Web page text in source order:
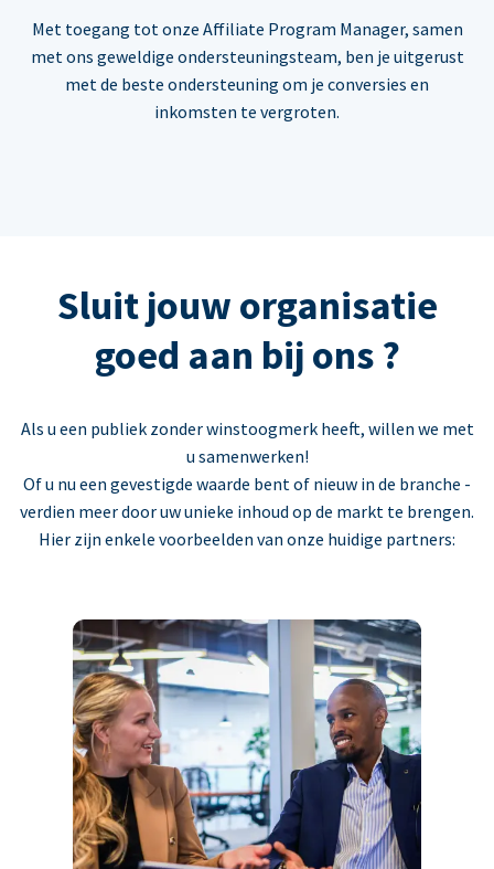
Met toegang tot onze Affiliate Program Manager, samen
met ons geweldige ondersteuningsteam, ben je uitgerust
met de beste ondersteuning om je conversies en
inkomsten te vergroten.
Sluit jouw organisatie
goed aan bij ons ?
Als u een publiek zonder winstoogmerk heeft, willen we met
u samenwerken!
Of u nu een gevestigde waarde bent of nieuw in de branche -
verdien meer door uw unieke inhoud op de markt te brengen.
Hier zijn enkele voorbeelden van onze huidige partners: